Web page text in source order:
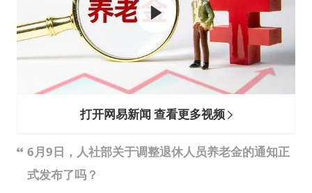
女子利用漏洞0元薅走3000多件家电
多地要求领导干部带头休假
27岁女子成组织卖淫集团主犯被通缉
打开网易新闻 查看更多视频
6月9日，人社部关于调整退休人员养老金的通知正
式发布了吗？